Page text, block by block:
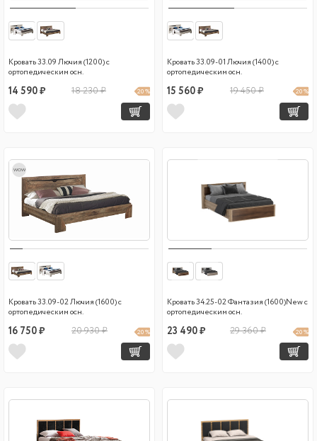
Кровать 33.09 Лючия (1200) с
ортопедическим осн.
14 590 ₽ 18 230 ₽ 20 %
Кровать 33.09-01 Лючия (1400) с
ортопедическим осн.
15 560 ₽ 19 450 ₽ 20 %
wow
Кровать 33.09-02 Лючия (1600) с
ортопедическим осн.
16 750 ₽ 20 930 ₽ 20 %
Кровать 34.25-02 Фантазия (1600)New с
ортопедическим осн.
23 490 ₽ 29 360 ₽ 20 %